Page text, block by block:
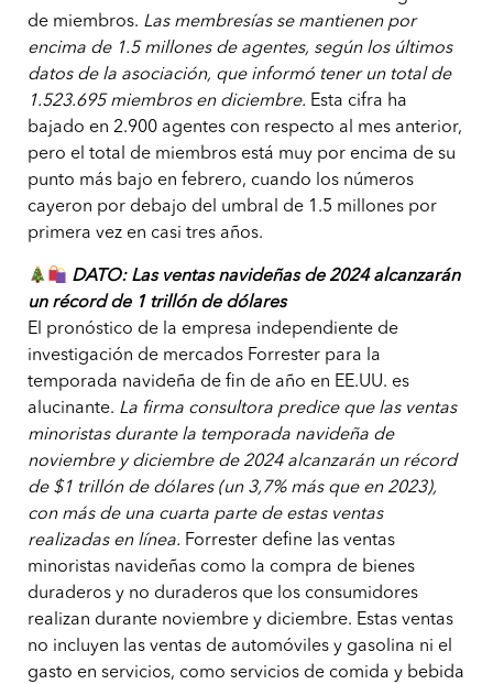
de miembros. Las membresías se mantienen por
encima de 1.5 millones de agentes, según los últimos
datos de la asociación, que informó tener un total de
1.523.695 miembros en diciembre. Esta cifra ha
bajado en 2.900 agentes con respecto al mes anterior,
pero el total de miembros está muy por encima de su
punto más bajo en febrero, cuando los números
cayeron por debajo del umbral de 1.5 millones por
primera vez en casi tres años.
DATO: Las ventas navideñas de 2024 alcanzarán
un récord de 1 trillón de dólares
El pronóstico de la empresa independiente de
investigación de mercados Forrester para la
temporada navideña de fin de año en EE.UU. es
alucinante. La firma consultora predice que las ventas
minoristas durante la temporada navideña de
noviembre y diciembre de 2024 alcanzarán un récord
de $1 trillón de dólares (un 3,7% más que en 2023),
con más de una cuarta parte de estas ventas
realizadas en línea. Forrester define las ventas
minoristas navideñas como la compra de bienes
duraderos y no duraderos que los consumidores
realizan durante noviembre y diciembre. Estas ventas
no incluyen las ventas de automóviles y gasolina ni el
gasto en servicios, como servicios de comida y bebida